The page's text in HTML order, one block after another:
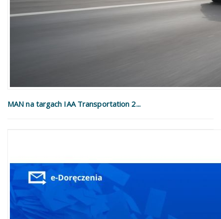
MAN na targach IAA Transportation 2...